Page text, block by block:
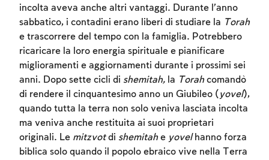
incolta aveva anche altri vantaggi. Durante l’anno
sabbatico, i contadini erano liberi di studiare la Torah
e trascorrere del tempo con la famiglia. Potrebbero
ricaricare la loro energia spirituale e pianificare
miglioramenti e aggiornamenti durante i prossimi sei
anni. Dopo sette cicli di shemitah, la Torahcomandò
di rendere il cinquantesimo anno un Giubileo ( yovel),
quando tutta la terra non solo veniva lasciata incolta
ma veniva anche restituita ai suoi proprietari
originali. Le mitzvotdi shemitahe yovel hanno forza
biblica solo quando il popolo ebraico vive nella Terra